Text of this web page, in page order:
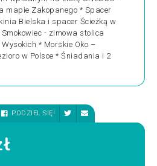
mapie Zakopanego * Spacer
Bielska i spacer Ścieżką w
- zimowa stolica
* Morskie Oko –
w Polsce * Śniadania i 2
PODZIEL SIĘ!